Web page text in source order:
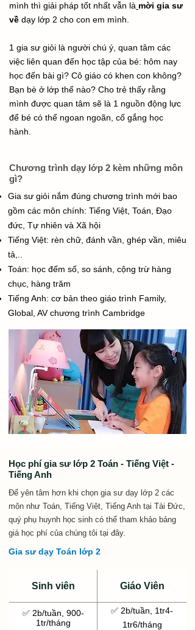
mình thì giải pháp tốt nhất vẫn là mời gia sư
về dạy lớp 2 cho con em mình.
1 gia sư giỏi là người chú ý, quan tâm các
việc liên quan đến học tập của bé: hôm nay
học đến bài gì? Cô giáo có khen con không?
Bạn bè ở lớp thế nào? Cho trẻ thấy rằng
mình được quan tâm sẽ là 1 nguồn động lực
để bé có thể ngoan ngoãn, cố gắng học
hành.
Chương trình dạy lớp 2 kèm những môn
gì?
Gia sư giỏi nắm đúng chương trình mới bao
gồm các môn chính: Tiếng Việt, Toán, Đạo
đức, Tự nhiên và Xã hội
Tiếng Việt: rèn chữ, đánh vần, ghép vần, miêu
tả,..
Toán: học đếm số, so sánh, cộng trừ hàng
chục, hàng trăm
Tiếng Anh: cơ bản theo giáo trình Family,
Global, AV chương trình Cambridge
Học phí gia sư lớp 2 Toán - Tiếng Việt -
Tiếng Anh
Để yên tâm hơn khi chọn gia sư dạy lớp 2 các
môn như Toán, Tiếng Việt, Tiếng Anh tại Tài Đức,
quý phụ huynh học sinh có thể tham khảo bảng
giá học phí của chúng tôi tại đây.
Gia sư dạy Toán lớp 2
Sinh viên Giáo Viên
✅ 2b/tuần, 900-
1tr/tháng
✅ 2b/tuần, 1tr4-
1tr6/tháng